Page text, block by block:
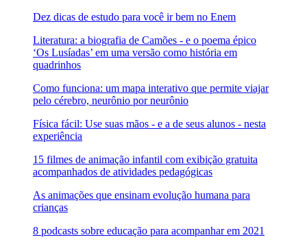
Dez dicas de estudo para você ir bem no Enem
Literatura: a biografia de Camões - e o poema épico
‘Os Lusíadas’ em uma versão como história em
quadrinhos
Como funciona: um mapa interativo que permite viajar
pelo cérebro, neurônio por neurônio
Física fácil: Use suas mãos - e a de seus alunos - nesta
experiência
15 filmes de animação infantil com exibição gratuita
acompanhados de atividades pedagógicas
As animações que ensinam evolução humana para
crianças
8 podcasts sobre educação para acompanhar em 2021